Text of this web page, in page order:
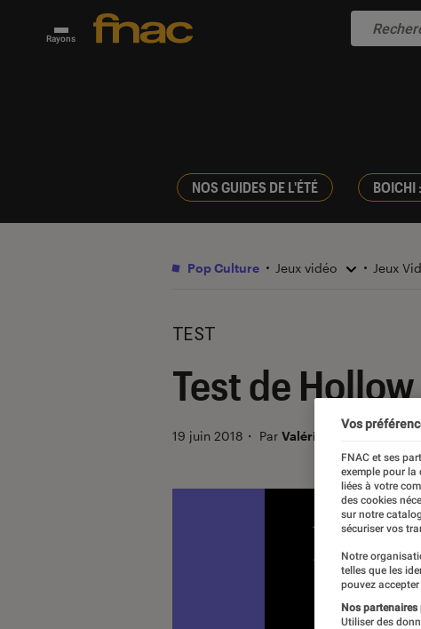
Rayons
NOS GUIDES DE L'ÉTÉ BOICHI
Pop Culture Jeux vidéo Jeux
TEST
Test de
19 juin 2018 ・ Par Valérie Précigout
Vos
FNAC et ses
exemple pour la
liées à votre
des cookies
sur notre
sécuriser vos
Notre
telles que les
pouvez
Nos
Utiliser des